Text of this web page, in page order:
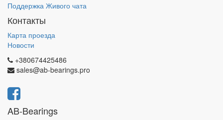
Поддержка Живого чата
Контакты
Карта проезда
Новости
+380674425486
sales@ab-bearings.pro
AB-Bearings